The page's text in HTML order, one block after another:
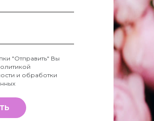
"Отправить" Вы
и обработки